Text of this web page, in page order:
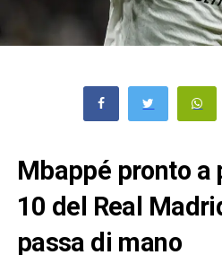
Mbappé pronto a
10 del Real
passa di mano